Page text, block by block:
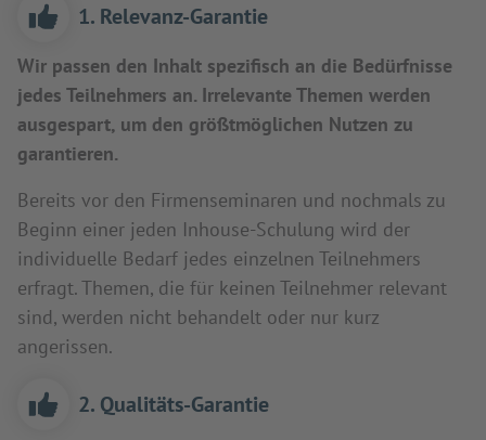
1. Relevanz-Garantie
Wir passen den Inhalt spezifisch an die Bedürfnisse
jedes Teilnehmers an. Irrelevante Themen werden
ausgespart, um den größtmöglichen Nutzen zu
garantieren.
Bereits vor den Firmenseminaren und nochmals zu
Beginn einer jeden Inhouse-Schulung wird der
individuelle Bedarf jedes einzelnen Teilnehmers
erfragt. Themen, die für keinen Teilnehmer relevant
sind, werden nicht behandelt oder nur kurz
angerissen.
2. Qualitäts-Garantie